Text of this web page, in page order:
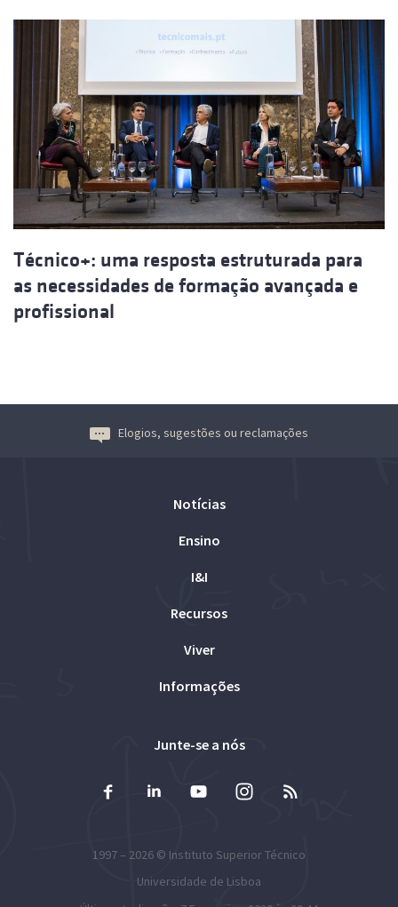
Técnico+: uma resposta estruturada para
as necessidades de formação avançada e
profissional
Elogios, sugestões ou reclamações
Notícias
Ensino
I&I
Recursos
Viver
Informações
Junte-se a nós
1997 – 2026 © Instituto Superior Técnico
Universidade de Lisboa